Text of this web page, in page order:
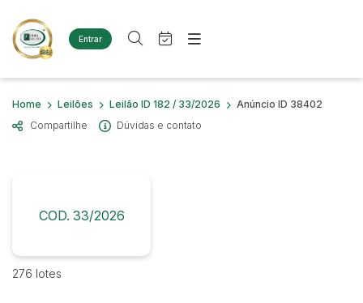
Entrar
Criar conta Entrar
Site
Agenda
Quem Somos
Diversos
Imóveis
Terreno
Busca por palavra-chave
Bairro
Quem Somos
Home Leilões Leilão ID 182 / 33/2026
Anúncio ID 38402
Compartilhe
Dúvidas e contato
COD. 33/2026
276 lotes